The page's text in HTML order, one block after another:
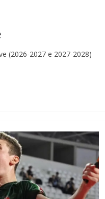
(2026-2027 e 2027-2028)